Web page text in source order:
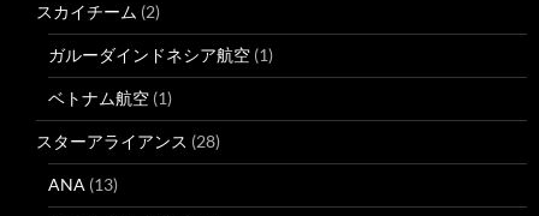
スカイチーム (2)
ガルーダインドネシア航空 (1)
ベトナム航空 (1)
スターアライアンス (28)
ANA (13)